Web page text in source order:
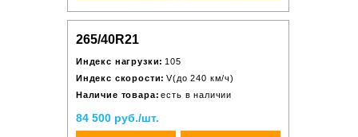
265/40R21
Индекс нагрузки: 105
Индекс скорости: V(до 240 км/ч)
Наличие товара: есть в наличии
84 500 руб./шт.